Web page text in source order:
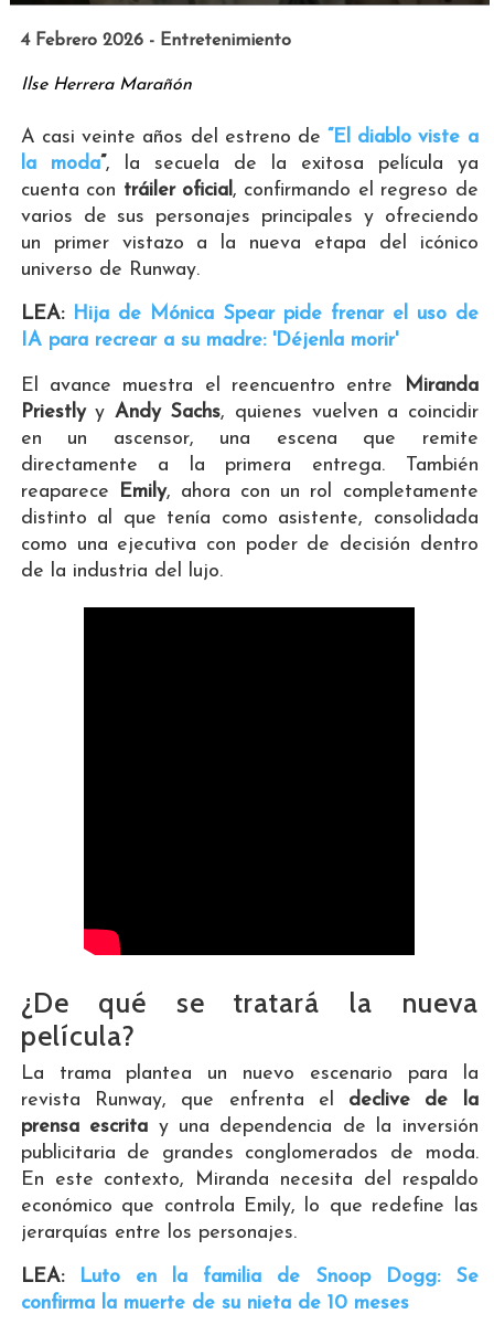
4 Febrero 2026 - Entretenimiento
Ilse Herrera Marañón
A casi veinte años del estreno de“El diablo viste a
la moda”, la secuela de la exitosa película ya
cuenta con tráiler oficial , confirmando el regreso de
varios de sus personajes principales y ofreciendo
un primer vistazo a la nueva etapa del icónico
universo de Runway.
LEA: Hija de Mónica Spear pide frenar el uso de
IA para recrear a su madre: 'Déjenla morir'
El avance muestra el reencuentro entre
Miranda
Priestlyy Andy Sachs, quienes vuelven a coincidir
en un ascensor, una escena que remite
directamente a la primera entrega. También
reaparece
Emily, ahora con un rol completamente
distinto al que tenía como asistente, consolidada
como una ejecutiva con poder de decisión dentro
de la industria del lujo.
¿De qué se tratará la nueva
película?
La trama plantea un nuevo escenario para la
revista Runway, que enfrenta el declive de la
prensa escrita y una dependencia de la inversión
publicitaria de grandes conglomerados de moda.
En este contexto, Miranda necesita del respaldo
económico que controla Emily, lo que redefine las
jerarquías entre los personajes.
LEA:
Luto en la familia de Snoop Dogg: Se
confirma la muerte de su nieta de 10 meses